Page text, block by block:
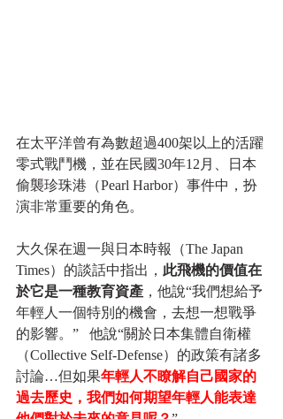
在太平洋曾有為數超過400架以上的活躍
零式戰鬥機，並在民國30年12月、日本
偷襲珍珠港（Pearl Harbor）事件中，扮
演非常重要的角色。
大久保在週一與日本時報（The Japan
Times）的談話中指出， 此飛機的價值在
於它是一種教育資產 ，他說“我們想給予
年輕人一個特別的機會，去想一想戰爭
的影響。”   他說“關於日本集體自衛權
（Collective Self-Defense）的政策有諸多
討論…但如果年輕人不瞭解自己國家的
過去歷史，我們如何期望年輕人能表達